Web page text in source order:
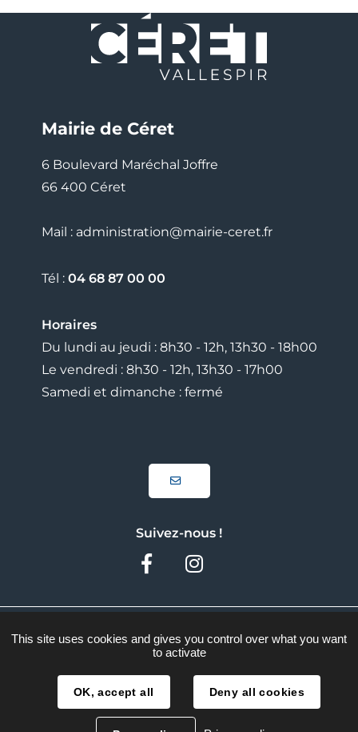
Mairie de Céret
6 Boulevard Maréchal Joffre
66 400 Céret
Mail : administration@mairie-ceret.fr
Tél : 04 68 87 00 00
Horaires
Du lundi au jeudi : 8h30 - 12h, 13h30 - 18h00
Le vendredi : 8h30 - 12h, 13h30 - 17h00
Samedi et dimanche : fermé
Suivez-nous !
Facebook
Mentions légales
Traitement des données
Accessibilité
This site uses cookies and gives you control over what you want
to activate
OK, accept all Deny all cookies